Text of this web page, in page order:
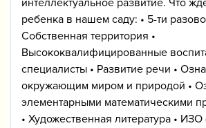
интеллектуальное развитие. Что
ребенка в нашем саду: • 5-ти
Собственная территория •
Высококвалифицированные
специалисты • Развитие речи •
окружающим миром и природой •
элементарными математическими
• Художественная литература •